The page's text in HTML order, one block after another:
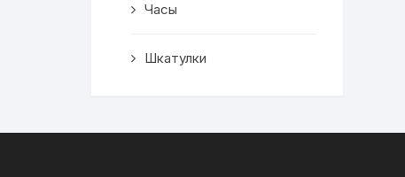
Часы
Шкатулки